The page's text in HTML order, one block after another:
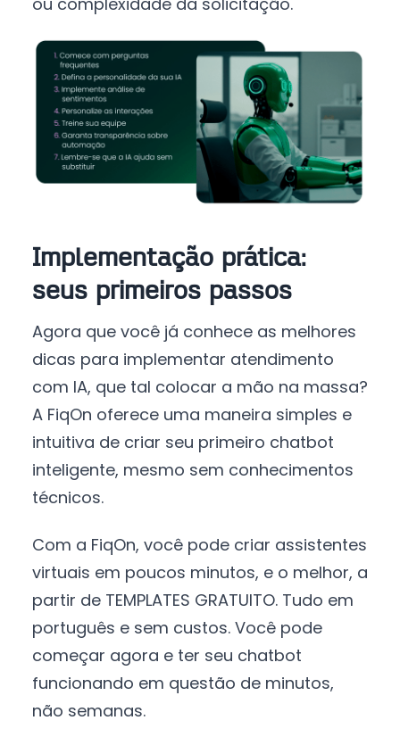
Implementação prática:
seus primeiros passos
Agora que você já conhece as melhores
dicas para implementar atendimento
com IA, que tal colocar a mão na massa?
A FiqOn oferece uma maneira simples e
intuitiva de criar seu primeiro chatbot
inteligente, mesmo sem conhecimentos
técnicos.
Com a FiqOn, você pode criar assistentes
virtuais em poucos minutos, e o melhor, a
partir de TEMPLATES GRATUITO. Tudo em
português e sem custos. Você pode
começar agora e ter seu chatbot
funcionando em questão de minutos,
não semanas.